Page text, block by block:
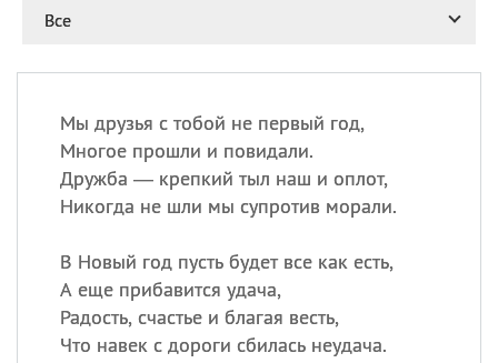
Все
Мы друзья с тобой не первый год,
Многое прошли и повидали.
Дружба — крепкий тыл наш и оплот,
Никогда не шли мы супротив морали.
В Новый год пусть будет все как есть,
А еще прибавится удача,
Радость, счастье и благая весть,
Что навек с дороги сбилась неудача.
великомученика
покровителя всех
врачей и целителя
09.08 День книголюбов (Book
Lovers Day)
ИМЕНА
Сегодня празднуют именины